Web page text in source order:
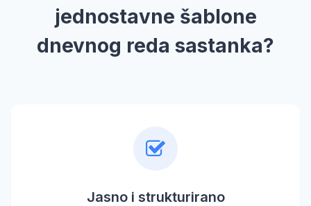
jednostavne šablone
dnevnog reda sastanka?
Jasno i strukturirano